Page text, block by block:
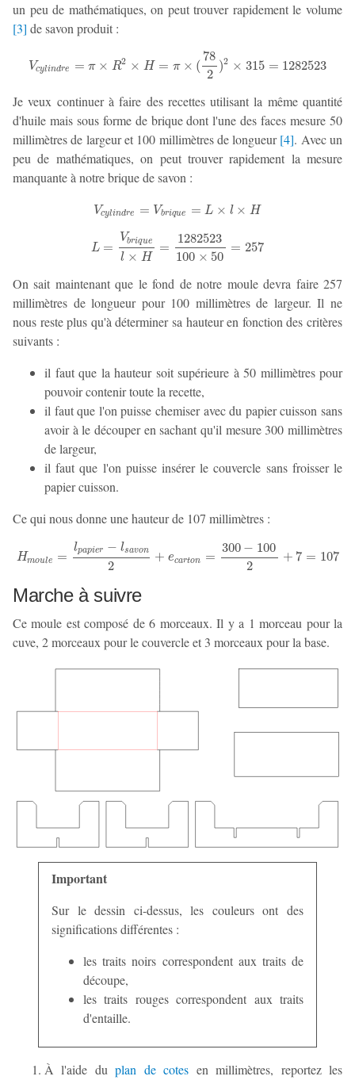
un peu de mathématiques, on peut trouver rapidement le volume
[3] de savon produit :
Vcylindre = π × R2 × H = π × (
78
2
)2 × 315 = 1282523
Vc yli nd re =π× R 2×H= π×(782)2×315 =1282523
Je veux continuer à faire des recettes utilisant la même quantité
d'huile mais sous forme de brique dont l'une des faces mesure 50
millimètres de largeur et 100 millimètres de longueur[4]. Avec un
peu de mathématiques, on peut trouver rapidement la mesure
manquante à notre brique de savon :
Vcylindre = Vbrique = L × l × H
Vcyli ndr e=Vbri que=L× l×H
L =
Vbrique
l × H
=
1282523
100 × 50
= 257
L=V briquel× H= 1282523100× 50=
On sait maintenant que le fond de notre moule devra faire 257
millimètres de longueur pour 100 millimètres de largeur. Il ne
nous reste plus qu'à déterminer sa hauteur en fonction des critères
suivants :
il faut que la hauteur soit supérieure à 50 millimètres pour
pouvoir contenir toute la recette,
il faut que l'on puisse chemiser avec du papier cuisson sans
avoir à le découper en sachant qu'il mesure 300 millimètres
de largeur,
il faut que l'on puisse insérer le couvercle sans froisser le
papier cuisson.
Ce qui nous donne une hauteur de 107 millimètres :
Hmoule =
lpapier − lsavon
2
+ ecarton =
300 − 100
2
+ 7 = 107
H mo ule=lpapier−lsav on2+ecart on= 300−1002+ 7= 107
Marche à suivre
Ce moule est composé de 6 morceaux. Il y a 1 morceau pour la
cuve, 2 morceaux pour le couvercle et 3 morceaux pour la base.
Important
Sur le dessin ci-dessus, les couleurs ont des
significations différentes :
les traits noirs correspondent aux traits de
découpe,
les traits rouges correspondent aux traits
d'entaille.
À l'aide duplan de cotes en millimètres, reportez les